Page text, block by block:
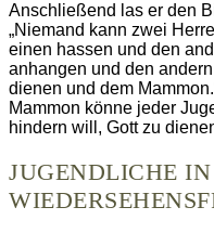
Anschließend las er den
„Niemand kann zwei
einen hassen und den
anhangen und den
dienen und dem
Mammon könne jeder
hindern will, Gott zu
JUGENDLICHE IN